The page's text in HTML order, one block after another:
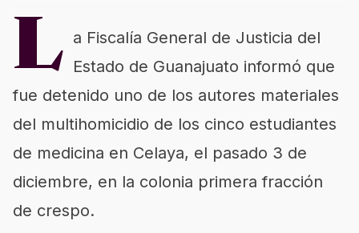
L a Fiscalía General de Justicia del
Estado de Guanajuato informó que
fue detenido uno de los autores materiales
del multihomicidio de los cinco estudiantes
de medicina en Celaya, el pasado 3 de
diciembre, en la colonia primera fracción
de crespo.